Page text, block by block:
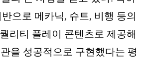
으로 메카닉, 슈트, 비행 등의
리티 플레이 콘텐츠로 제공해
을 성공적으로 구현했다는 평